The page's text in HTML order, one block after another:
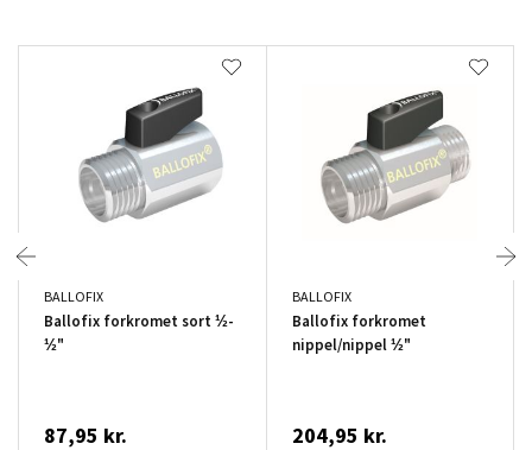
BALLOFIX
Ballofix forkromet sort ½-
½"
87,95 kr.
BALLOFIX
Ballofix forkromet
nippel/nippel ½"
204,95 kr.